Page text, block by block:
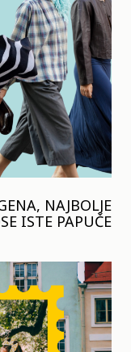
NAJBOLJE
ISTE PAPUČE